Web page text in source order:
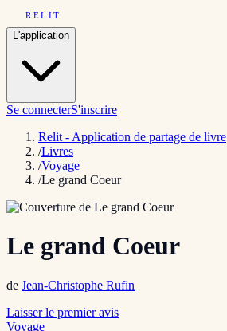
RELIT
L'application
Se connecterS'inscrire
Relit - Application de partage de livre
/Livres
/Voyage
/Le grand Coeur
Le grand Coeur
de Jean-Christophe Rufin
Laisser le premier avis
Voyage